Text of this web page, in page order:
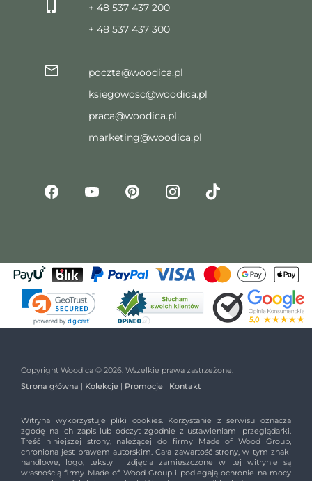
+ 48 537 437 200
+ 48 537 437 300
poczta@woodica.pl
ksiegowosc@woodica.pl
praca@woodica.pl
marketing@woodica.pl
Copyright Woodica © 2026. Wszelkie prawa zastrzeżone.
Strona główna | Kolekcje | Promocje | Kontakt
Witryna wykorzystuje pliki cookies. Korzystanie z serwisu oznacza
zgodę na ich zapis lub odczyt zgodnie z ustawieniami przeglądarki.
Treść niniejszej strony, należącej do firmy Made of Wood Group,
chroniona jest prawem autorskim. Cała zawartość strony, w tym znaki
handlowe, logo, teksty i zdjęcia zamieszczone w tej witrynie są
własnością firmy Made of Wood Group i podlegają ochronie na mocy